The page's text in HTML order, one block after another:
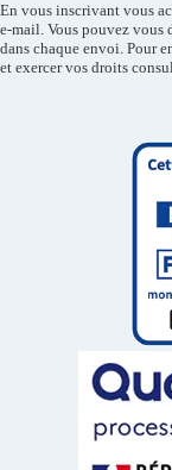
En vous inscrivant vous
e-mail. Vous pouvez vous
dans chaque envoi. Pour
et exercer vos droits